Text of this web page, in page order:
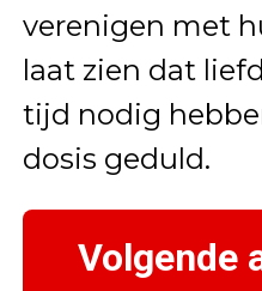
verenigen met
laat zien dat
tijd nodig
dosis geduld.
Volgende